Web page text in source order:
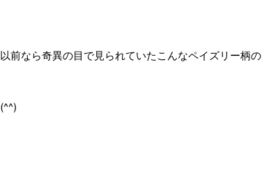
前なら奇異の目で見られていたこんなペイズリー柄の